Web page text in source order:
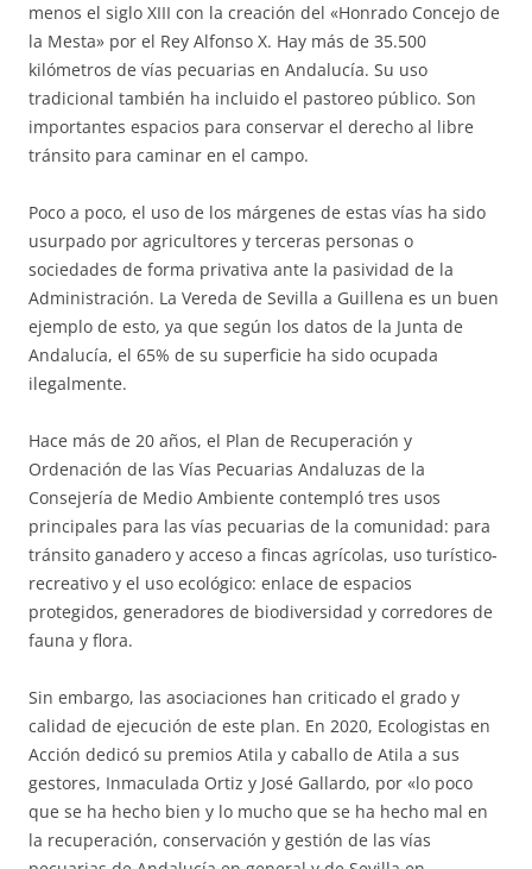
menos el siglo XIII con la creación del «Honrado Concejo de
la Mesta» por el Rey Alfonso X. Hay más de 35.500
kilómetros de vías pecuarias en Andalucía. Su uso
tradicional también ha incluido el pastoreo público. Son
importantes espacios para conservar el derecho al libre
tránsito para caminar en el campo.
Poco a poco, el uso de los márgenes de estas vías ha sido
usurpado por agricultores y terceras personas o
sociedades de forma privativa ante la pasividad de la
Administración. La Vereda de Sevilla a Guillena es un buen
ejemplo de esto, ya que según los datos de la Junta de
Andalucía, el 65% de su superficie ha sido ocupada
ilegalmente.
Hace más de 20 años, el Plan de Recuperación y
Ordenación de las Vías Pecuarias Andaluzas de la
Consejería de Medio Ambiente contempló tres usos
principales para las vías pecuarias de la comunidad: para
tránsito ganadero y acceso a fincas agrícolas, uso turístico-
recreativo y el uso ecológico: enlace de espacios
protegidos, generadores de biodiversidad y corredores de
fauna y flora.
Sin embargo, las asociaciones han criticado el grado y
calidad de ejecución de este plan. En 2020, Ecologistas en
Acción dedicó su premios Atila y caballo de Atila a sus
gestores, Inmaculada Ortiz y José Gallardo, por «lo poco
que se ha hecho bien y lo mucho que se ha hecho mal en
la recuperación, conservación y gestión de las vías